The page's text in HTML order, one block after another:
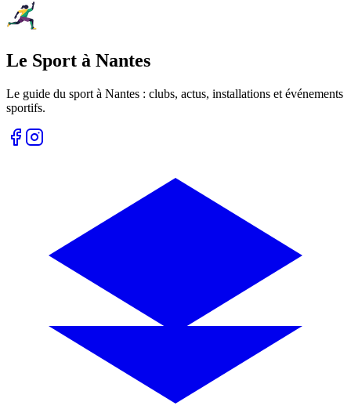
Le Sport à Nantes
Le guide du sport à Nantes : clubs, actus, installations et événements
sportifs.